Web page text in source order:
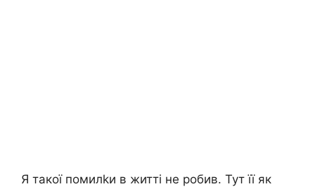
Я такої помилkи в житті не робив. Тут її як